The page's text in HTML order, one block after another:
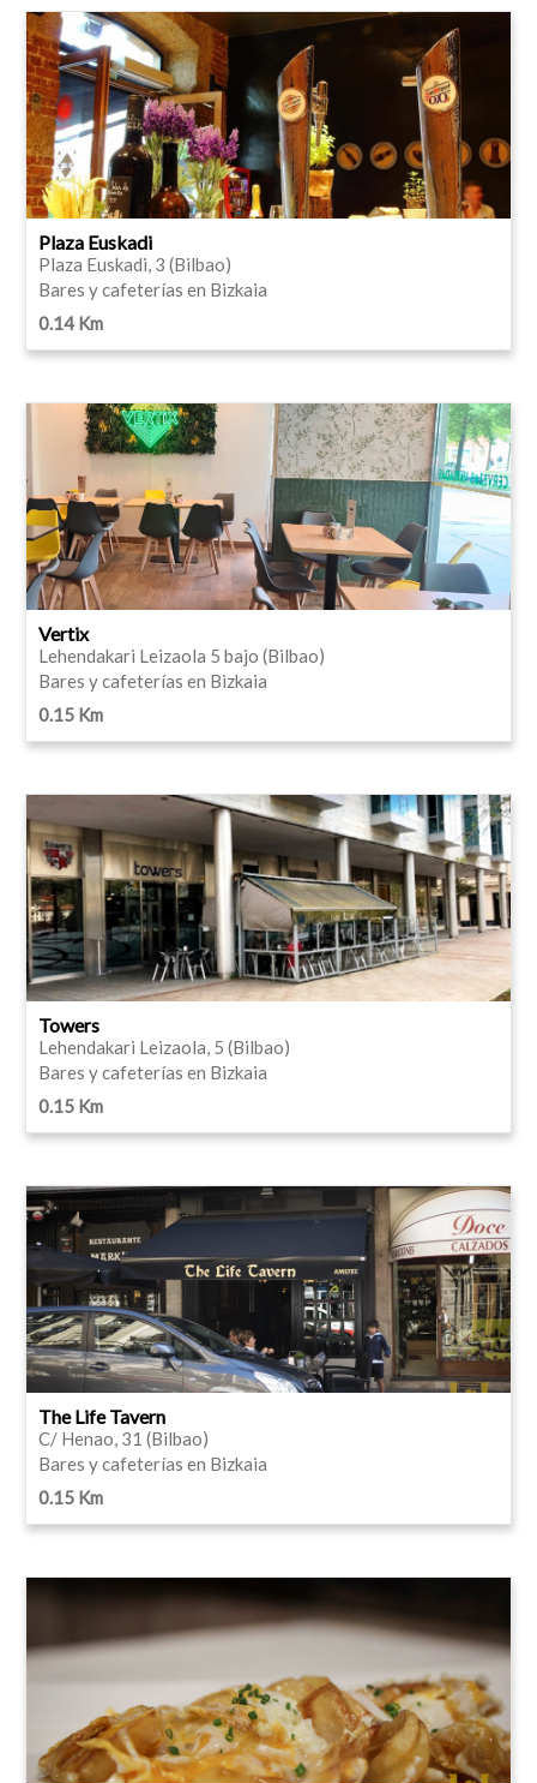
Plaza Euskadi
Plaza Euskadi, 3 (Bilbao)
Bares y cafeterías en Bizkaia
0.14 Km
Vertix
Lehendakari Leizaola 5 bajo (Bilbao)
Bares y cafeterías en Bizkaia
0.15 Km
Towers
Lehendakari Leizaola, 5 (Bilbao)
Bares y cafeterías en Bizkaia
0.15 Km
The Life Tavern
C/ Henao, 31 (Bilbao)
Bares y cafeterías en Bizkaia
0.15 Km